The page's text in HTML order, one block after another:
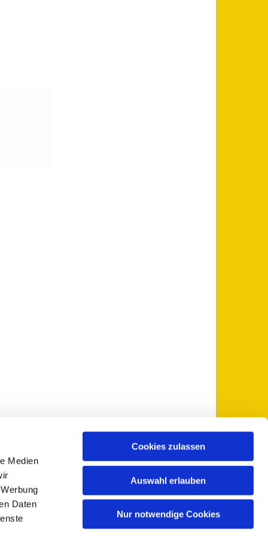
Medien
Daten
Cookies zulassen
Auswahl erlauben
Nur notwendige Cookies
0 pfarramt@sankt-otto.de